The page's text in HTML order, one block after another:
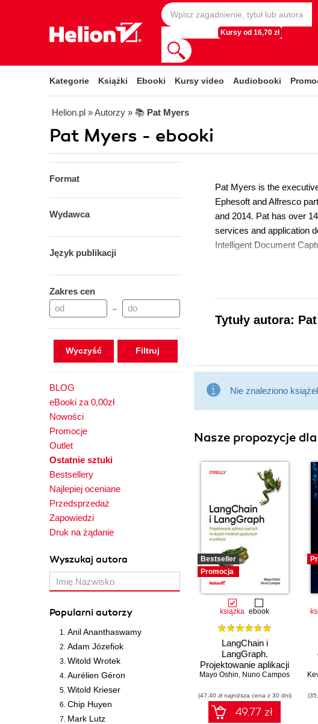
Kursy od 16,70 zł
Kategorie Książki Ebooki Kursy video Audiobooki
Helion.pl » Autorzy » 📚 Pat Myers
Pat Myers - ebooki
Format
Wydawca
Język publikacji
Zakres cen
–
Wyczyść
BLOG
eBooki za 0,00zł
Nowości
Promocje
Outlet
Ostatnie sztuki
Bestsellery
Najlepiej oceniane
Przedsprzedaż
Zapowiedzi
Druk na żądanie
Wyszukaj autora
Popularni autorzy
Anil Ananthaswamy
Adam Józefiok
Witold Wrotek
Aurélien Géron
Witold Krieser
Chip Huyen
Mark Lutz
Pat Myers is the
Ephesoft and Alfresco
and 2014. Pat has over
services and application
Intelligent Document
Tytuły autora:
Nie znaleziono
Nasze propozycje
Bestseller
Promocja
książka ebook
LangChain i
LangGraph.
Projektowanie aplikacji
opartych na dużych
w praktyce
Mayo Oshin, Nuno Campos
(47,40 zł najniższa cena z 30 dni)
49.77 zł